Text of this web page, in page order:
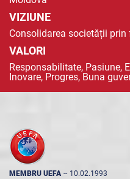
VIZIUNE
Consolidarea societății prin
VALORI
Responsabilitate, Pasiune,
Inovare, Progres, Buna
MEMBRU UEFA -- 10.02.1993